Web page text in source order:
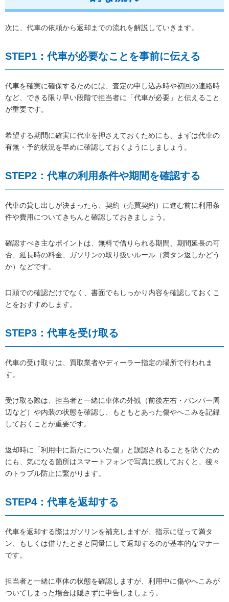
次に、代車の依頼から返却までの流れを解説していきます。
STEP1：代車が必要なことを事前に伝える
代車を確実に確保するためには、査定の申し込み時や初回の連絡時
など、できる限り早い段階で担当者に「代車が必要」と伝えること
が重要です。
希望する期間に確実に代車を押さえておくためにも、まずは代車の
有無・予約状況を早めに確認しておくようにしましょう。
STEP2：代車の利用条件や期間を確認する
代車の貸し出しが決まったら、契約（売買契約）に進む前に利用条
件や費用についてきちんと確認しておきましょう。
確認すべき主なポイントは、無料で借りられる期間、期間延長の可
否、延長時の料金、ガソリンの取り扱いルール（満タン返しかどう
か）などです。
口頭での確認だけでなく、書面でもしっかり内容を確認しておくこ
とをおすすめします。
STEP3：代車を受け取る
代車の受け取りは、買取業者やディーラー指定の場所で行われま
す。
受け取る際は、担当者と一緒に車体の外観（前後左右・バンパー周
辺など）や内装の状態を確認し、もともとあった傷やへこみを記録
しておくことが重要です。
返却時に「利用中に新たについた傷」と誤認されることを防ぐため
にも、気になる箇所はスマートフォンで写真に残しておくと、後々
のトラブル防止に繋がります。
STEP4：代車を返却する
代車を返却する際はガソリンを補充しますが、指示に従って満タ
ン、もしくは借りたときと同量にして返却するのが基本的なマナー
です。
担当者と一緒に車体の状態を確認しますが、利用中に傷やへこみが
ついてしまった場合は隠さずに申告しましょう。